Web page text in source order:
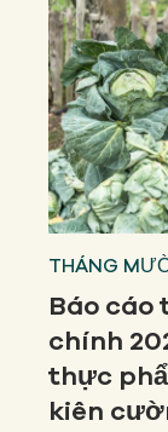
THÁNG
Báo
chính
thực
kiên